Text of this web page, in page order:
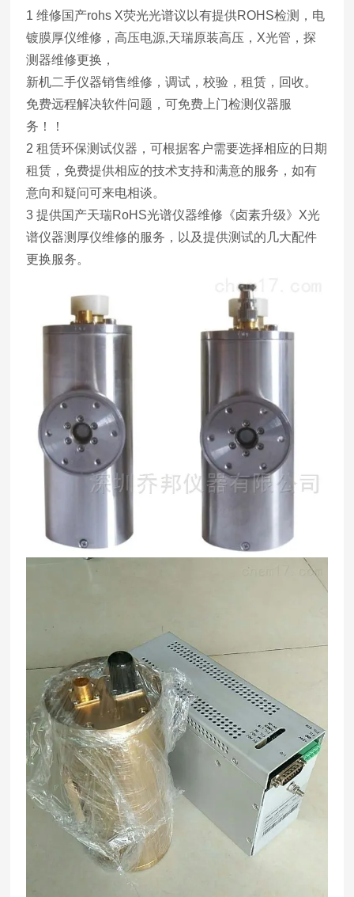
1 维修国产rohs X荧光光谱议以有提供ROHS检测，电
镀膜厚仪维修，高压电源,天瑞原装高压，X光管，探
测器维修更换，
新机二手仪器销售维修，调试，校验，租赁，回收。
免费远程解决软件问题，可免费上门检测仪器服
务！！
2 租赁环保测试仪器，可根据客户需要选择相应的日期
租赁，免费提供相应的技术支持和满意的服务，如有
意向和疑问可来电相谈。
3 提供国产天瑞RoHS光谱仪器维修《卤素升级》X光
谱仪器测厚仪维修的服务，以及提供测试的几大配件
更换服务。